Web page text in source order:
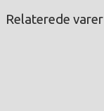
Relaterede varer